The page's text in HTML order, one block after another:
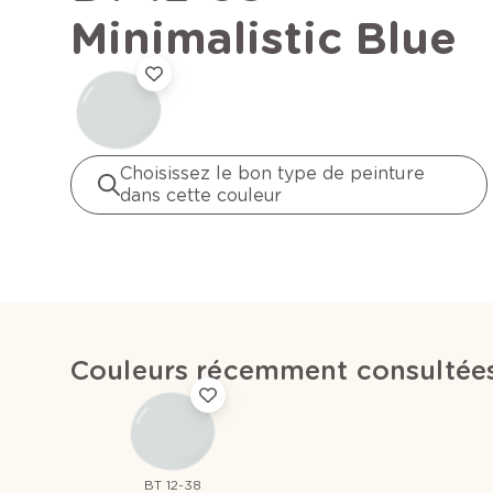
Minimalistic Blue
Choisissez le bon type de peinture
dans cette couleur
Couleurs récemment
BT 12-38